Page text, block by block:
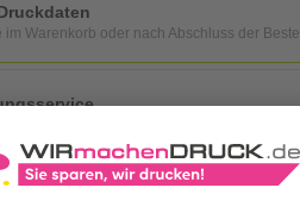
im Warenkorb oder nach Abschluss der